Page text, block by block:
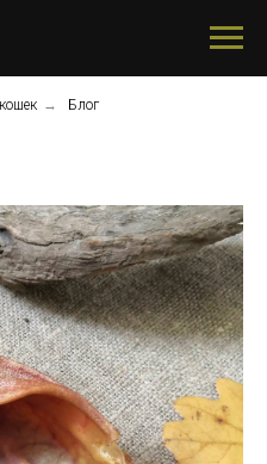
→ Блог